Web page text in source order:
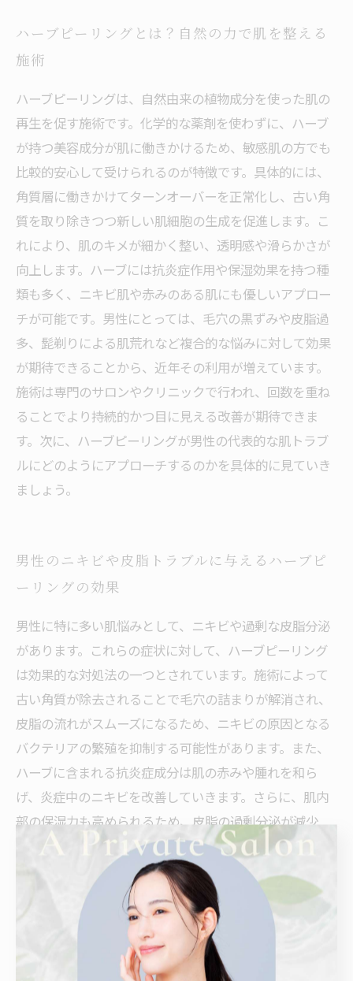
ハーブピーリングとは？自然の力で肌を整える
施術
ハーブピーリングは、自然由来の植物成分を使った肌の
再生を促す施術です。化学的な薬剤を使わずに、ハーブ
が持つ美容成分が肌に働きかけるため、敏感肌の方でも
比較的安心して受けられるのが特徴です。具体的には、
角質層に働きかけてターンオーバーを正常化し、古い角
質を取り除きつつ新しい肌細胞の生成を促進します。こ
れにより、肌のキメが細かく整い、透明感や滑らかさが
向上します。ハーブには抗炎症作用や保湿効果を持つ種
類も多く、ニキビ肌や赤みのある肌にも優しいアプロー
チが可能です。男性にとっては、毛穴の黒ずみや皮脂過
多、髭剃りによる肌荒れなど複合的な悩みに対して効果
が期待できることから、近年その利用が増えています。
施術は専門のサロンやクリニックで行われ、回数を重ね
ることでより持続的かつ目に見える改善が期待できま
す。次に、ハーブピーリングが男性の代表的な肌トラブ
ルにどのようにアプローチするのかを具体的に見ていき
ましょう。
男性のニキビや皮脂トラブルに与えるハーブピ
ーリングの効果
男性に特に多い肌悩みとして、ニキビや過剰な皮脂分泌
があります。これらの症状に対して、ハーブピーリング
は効果的な対処法の一つとされています。施術によって
古い角質が除去されることで毛穴の詰まりが解消され、
皮脂の流れがスムーズになるため、ニキビの原因となる
バクテリアの繁殖を抑制する可能性があります。また、
ハーブに含まれる抗炎症成分は肌の赤みや腫れを和ら
げ、炎症中のニキビを改善していきます。さらに、肌内
部の保湿力も高められるため、皮脂の過剰分泌が減少
し、肌自体のバランスが整いやすくなります。こうした
複数の効果が重なり合うことで、肌トラブルの根本的な
改善が期待できるのです。もちろん個人差はあります
が、多くの男性からは「肌のキメが整い、清潔感が増し
た」との声も上がっています。次は、ハーブピーリング
施術後の正しいケア方法について詳しく解説します。